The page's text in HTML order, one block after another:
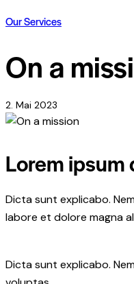
Our Services
On a
2. Mai 2023
Lorem ipsum
Dicta sunt explicabo.
labore et dolore magna
Dicta sunt explicabo.